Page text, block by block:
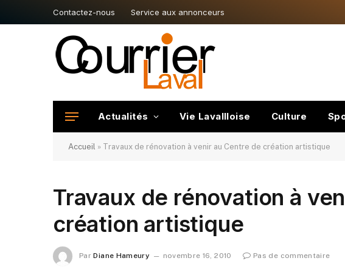
Contactez-nous Service aux annonceurs
Actualités Vie Lavallloise Culture
Accueil » Travaux de rénovation à venir au Centre de création artistique
Travaux de rénovation à
création artistique
Par Diane Hameury novembre 16, 2010 Pas de commentaire